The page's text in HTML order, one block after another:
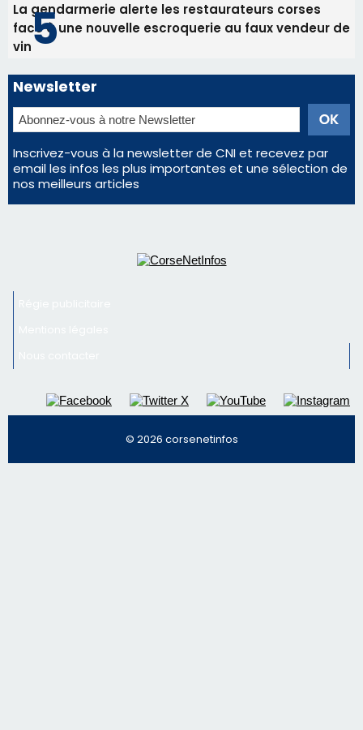
La gendarmerie alerte les restaurateurs corses
face à une nouvelle escroquerie au faux vendeur de
vin
Newsletter
Inscrivez-vous à la newsletter de CNI et recevez par
email les infos les plus importantes et une sélection de
nos meilleurs articles
© 2026 corsenetinfos